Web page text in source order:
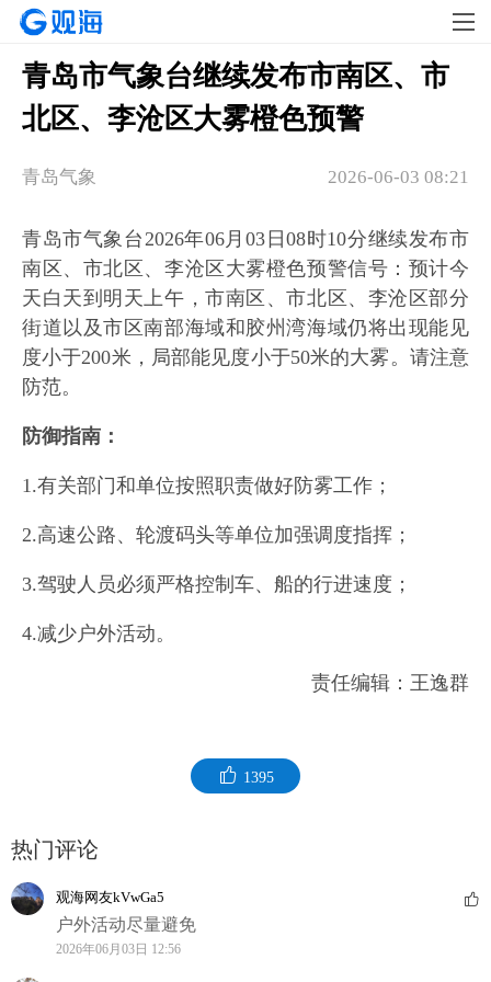
青岛市气象台继续发布市南区、市
北区、李沧区大雾橙色预警
2026-06-03 08:21
青岛气象
青岛市气象台2026年06月03日08时10分继续发布市
南区、市北区、李沧区大雾橙色预警信号：预计今
天白天到明天上午，市南区、市北区、李沧区部分
街道以及市区南部海域和胶州湾海域仍将出现能见
度小于200米，局部能见度小于50米的大雾。请注意
防范。
防御指南：
1.有关部门和单位按照职责做好防雾工作；
2.高速公路、轮渡码头等单位加强调度指挥；
3.驾驶人员必须严格控制车、船的行进速度；
4.减少户外活动。
责任编辑：王逸群
1395
热门评论
观海网友kVwGa5
户外活动尽量避免
2026年06月03日 12:56